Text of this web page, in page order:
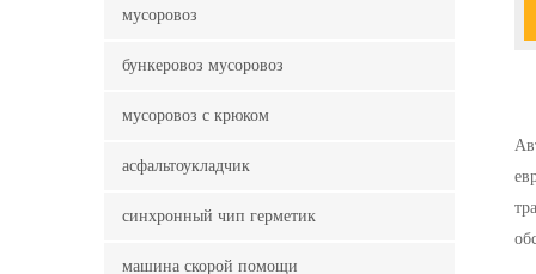
мусоровоз
бункеровоз мусоровоз
мусоровоз с крюком
асфальтоукладчик
синхронный чип герметик
машина скорой помощи